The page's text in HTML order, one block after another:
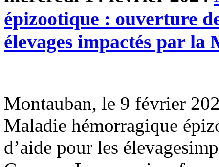
épizootique : ouverture
élevages impactés par
Montauban, le 9 février
Maladie hémorragique
d’aide pour les